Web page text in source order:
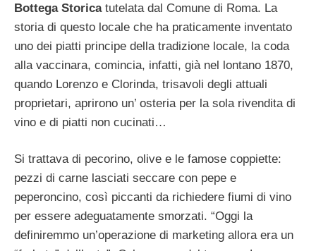
Bottega Storicatutelata dal Comune di Roma. La
storia di questo locale che ha praticamente inventato
uno dei piatti principe della tradizione locale, la coda
alla vaccinara, comincia, infatti, già nel lontano 1870,
quando Lorenzo e Clorinda, trisavoli degli attuali
proprietari, aprirono un’ osteria per la sola rivendita di
vino e di piatti non cucinati…
Si trattava di pecorino, olive e le famose coppiette:
pezzi di carne lasciati seccare con pepe e
peperoncino, così piccanti da richiedere fiumi di vino
per essere adeguatamente smorzati. “Oggi la
definiremmo un’operazione di marketing allora era un